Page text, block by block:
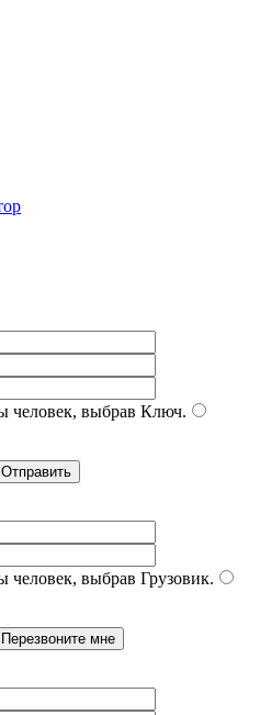
человек, выбрав Ключ.
человек, выбрав Грузовик.